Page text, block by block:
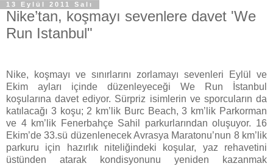
13 Eylül 2011 Salı
Nike’tan, koşmayı sevenlere davet 'We
Run Istanbul"
Nike, koşmayı ve sınırlarını zorlamayı sevenleri Eylül ve
Ekim ayları içinde düzenleyeceği We Run İstanbul
koşularına davet ediyor. Sürpriz isimlerin ve sporcuların da
katılacağı 3 koşu; 2 km’lik Burc Beach, 3 km’lik Parkorman
ve 4 km’lik Fenerbahçe Sahil parkurlarından oluşuyor. 16
Ekim’de 33.sü düzenlenecek Avrasya Maratonu’nun 8 km’lik
parkuru için hazırlık niteliğindeki koşular, yaz rehavetini
üstünden atarak kondisyonunu yeniden kazanmak